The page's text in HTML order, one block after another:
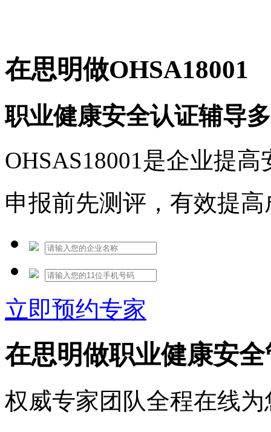
在思明做OHSA18001
职业健康安全认证辅导
OHSAS18001是企业提
申报前先测评，有效提
立即预约专家
在思明做职业健康安
权威专家团队全程在线